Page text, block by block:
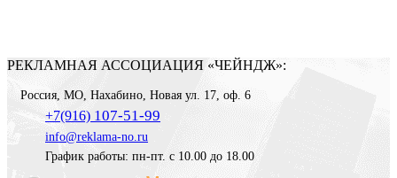
РЕКЛАМНАЯ АССОЦИАЦИЯ «ЧЕЙНДЖ»:
Россия, МО, Нахабино Новая ул. 17, оф. 6
+7(916) 107-51-99
info@reklama-no.ru
График работы: пн-пт. с 10.00 до 18.00